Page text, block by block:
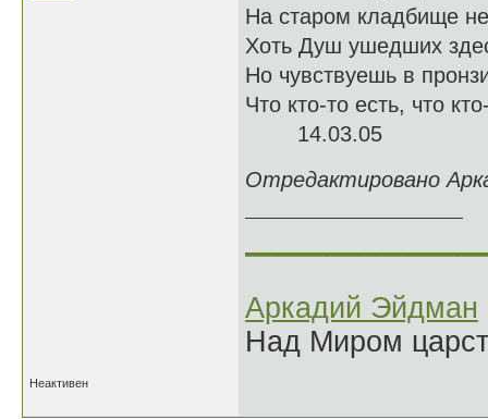
На старом кладбище
Хоть Душ ушедших
Но чувствуешь в
Что кто-то есть, что
14.03.05
Отредактировано
Аркадий Эйдман
Над Миром
Неактивен